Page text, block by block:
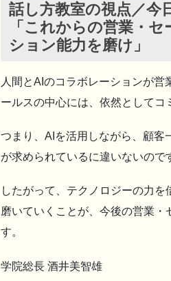
話し方教室の視点／今
「これからの営業・
ション能力を磨け 」
人間とAIのコラボレーションが
ールスの中心には、依然としてコ
つまり、AIを活用しながら、顧客
が求められているに違いないので
したがって、テクノロジーの力
磨いていくことが、今後の営業・
す。
学院総長 酒井美智雄